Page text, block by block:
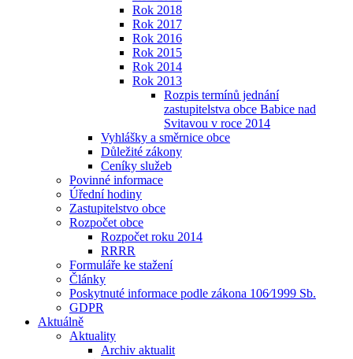
Rok 2018
Rok 2017
Rok 2016
Rok 2015
Rok 2014
Rok 2013
Rozpis termínů jednání
zastupitelstva obce Babice nad
Svitavou v roce 2014
Vyhlášky a směrnice obce
Důležité zákony
Ceníky služeb
Povinné informace
Úřední hodiny
Zastupitelstvo obce
Rozpočet obce
Rozpočet roku 2014
RRRR
Formuláře ke stažení
Články
Poskytnuté informace podle zákona 106⁄1999 Sb.
GDPR
Aktuálně
Aktuality
Archiv aktualit